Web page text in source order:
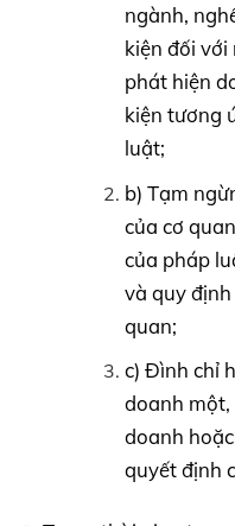
ngành,
kiện đối
phát hiện
kiện tương
luật;
b) Tạm
của cơ
của pháp
và quy
quan;
c) Đình chỉ
doanh một,
doanh
quyết định